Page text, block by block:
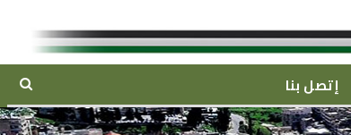
إتصل بنا